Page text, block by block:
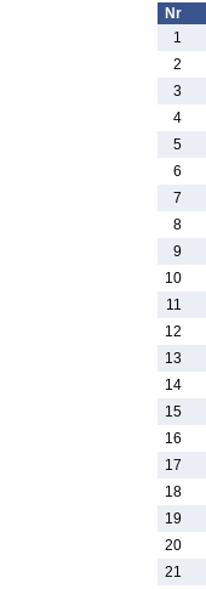
Nr
1
2
3
4
5
6
7
8
9
10
11
12
13
14
15
16
17
18
19
20
21